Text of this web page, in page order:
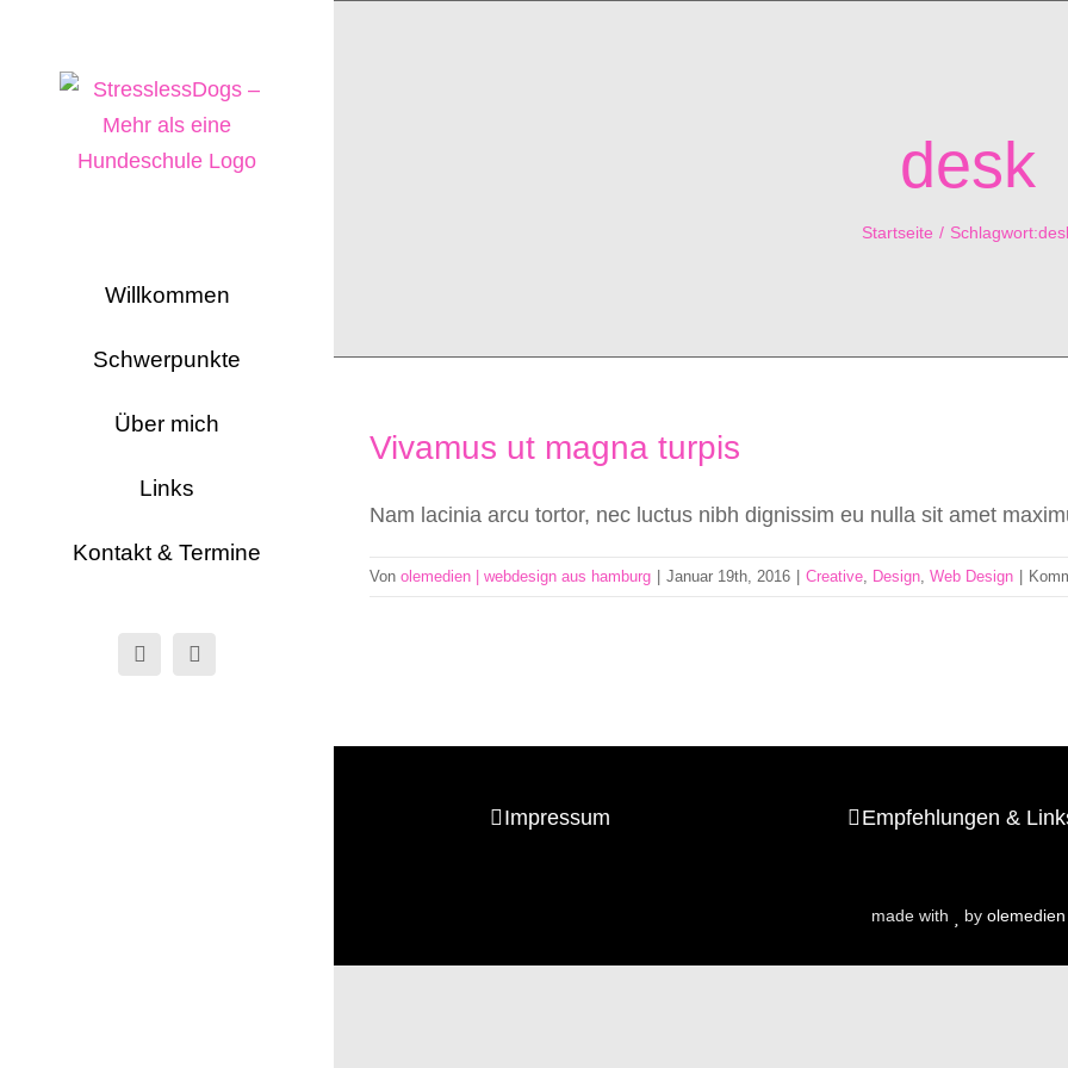
springen
Willkommen
Schwerpunkte
Über mich
Links
Kontakt & Termine
FacebookInstagram
desk
Startseite Schlagwort:
Vivamus ut magna turpis
Nam lacinia arcu tortor, nec luctus nibh dignissim eu nulla sit amet
Von olemedien | webdesign aus hamburg Januar 19th, 2016 Creative, Design, Web Design
Impressum Empfehlungen &
made with by olemedien